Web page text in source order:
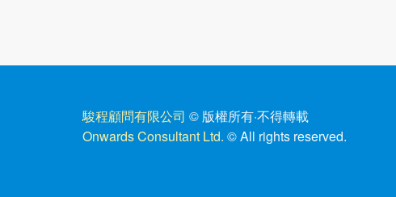
駿程顧問有限公司 © 版權所有·不得轉載
Onwards Consultant Ltd. © All rights reserved.